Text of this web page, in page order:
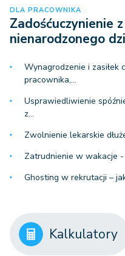
DLA PRACOWNIKA
Zadośćuczynienie
nienarodzonego
Wynagrodzenie i
pracownika,…
Usprawiedliwienie
z…
Zwolnienie lekarskie
Zatrudnienie w wakacje
Ghosting w rekrutacji –
Kalkulatory